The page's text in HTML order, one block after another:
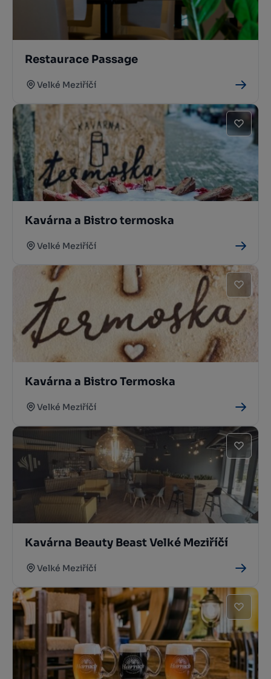
Restaurace Passage
Velké Meziříčí
Kavárna a Bistro termoska
Velké Meziříčí
Kavárna a Bistro Termoska
Velké Meziříčí
Kavárna Beauty Beast Velké Meziříčí
Velké Meziříčí